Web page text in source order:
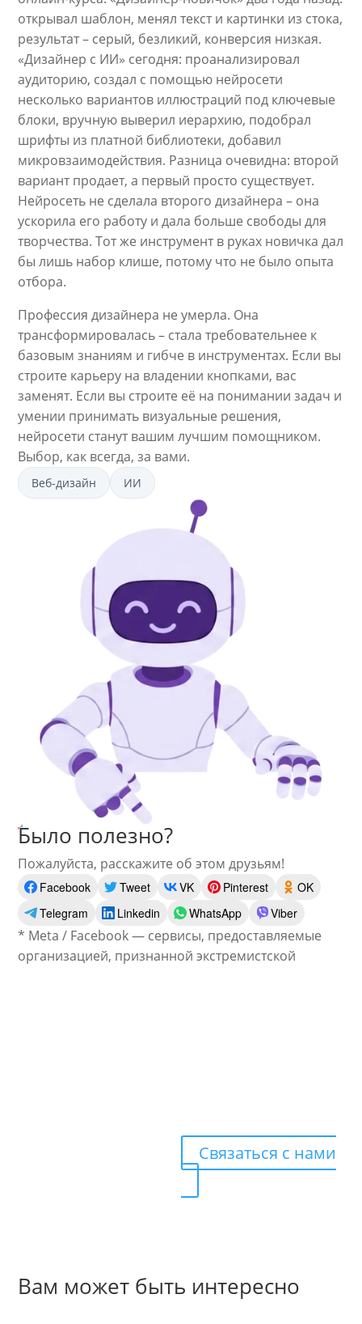
открывал шаблон, менял текст и картинки из стока,
результат – серый, безликий, конверсия низкая.
«Дизайнер с ИИ» сегодня: проанализировал
аудиторию, создал с помощью нейросети
несколько вариантов иллюстраций под ключевые
блоки, вручную выверил иерархию, подобрал
шрифты из платной библиотеки, добавил
микровзаимодействия. Разница очевидна: второй
вариант продает, а первый просто существует.
Нейросеть не сделала второго дизайнера – она
ускорила его работу и дала больше свободы для
творчества. Тот же инструмент в руках новичка дал
бы лишь набор клише, потому что не было опыта
отбора.
Профессия дизайнера не умерла. Она
трансформировалась – стала требовательнее к
базовым знаниям и гибче в инструментах. Если вы
строите карьеру на владении кнопками, вас
заменят. Если вы строите её на понимании задач и
умении принимать визуальные решения,
нейросети станут вашим лучшим помощником.
Выбор, как всегда, за вами.
Веб-дизайн ИИ
Было полезно?
Пожалуйста, расскажите об этом друзьям!
Facebook Tweet VK Pinterest
OK
Telegram
Linkedin WhatsApp Viber
* Meta / Facebook — сервисы, предоставляемые
организацией, признанной экстремистской
Связаться с нами
Вам может быть интересно